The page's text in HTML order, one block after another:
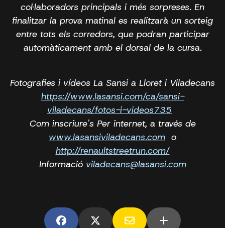
col·laboradors principals i més sorpreses. En
finalitzar la prova matinal es realitzarà un sorteig
entre tots els corredors, que podran participar
automàticament amb el dorsal de la cursa.
Fotografies i vídeos La Sansi a Lloret i Viladecans
https://www.lasansi.com/ca/sansi-
viladecans/fotos-i-videos735
Com inscriure's Per internet, a través de
www.lasansiviladecans.com o
http://renaultstreetrun.com/
Informació viladecans@lasansi.com